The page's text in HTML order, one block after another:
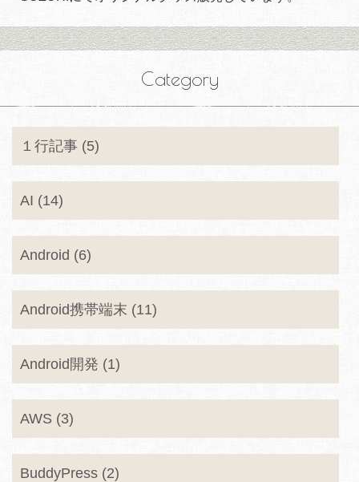
Category
１行記事 (5)
AI (14)
Android (6)
Android携帯端末 (11)
Android開発 (1)
AWS (3)
BuddyPress (2)